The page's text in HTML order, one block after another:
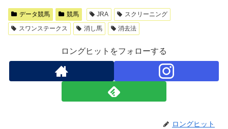
データ競馬 競馬 JRA
スクリーニング
スワンステークス
消し馬 消去法
ロングヒットをフォローする
ロングヒット